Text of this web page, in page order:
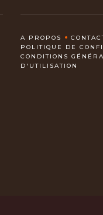
A PROPOS
POLITIQUE DE
CONDITIONS
D'UTILISATION